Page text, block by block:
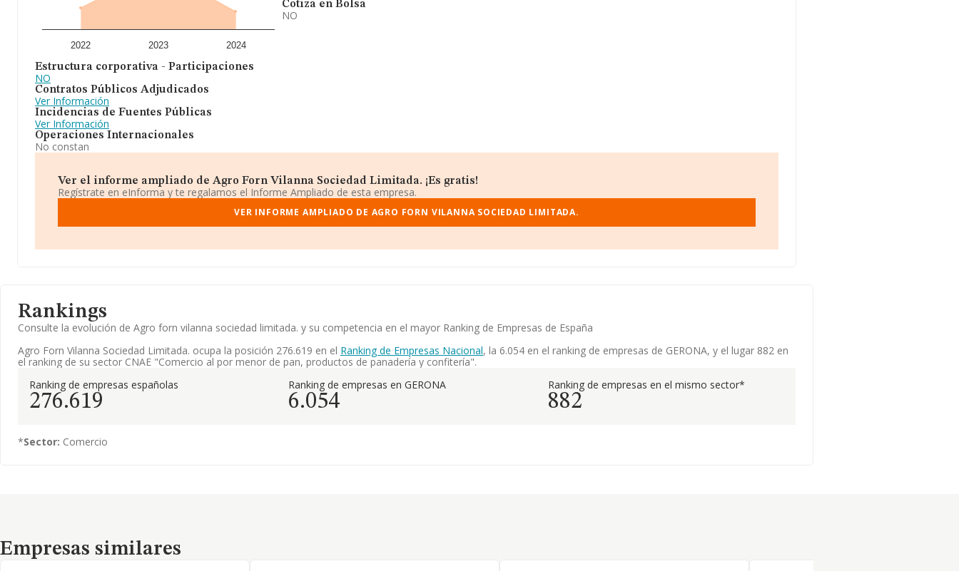
2022 2023 2024
Estructura corporativa - Participaciones
NO
Contratos Públicos Adjudicados
Ver Información
Incidencias de Fuentes Públicas
Ver Información
Operaciones Internacionales
No constan
Cotiza en Bolsa
NO
Ver el informe ampliado de Agro Forn Vilanna Sociedad Limitada. ¡Es gratis!
Regístrate en eInforma y te regalamos el Informe Ampliado de esta empresa.
VER INFORME AMPLIADO DE AGRO FORN VILANNA SOCIEDAD LIMITADA.
Rankings
Consulte la evolución de Agro forn vilanna sociedad limitada. y su competencia en el mayor Ranking de Empresas de España
Agro Forn Vilanna Sociedad Limitada. ocupa la posición 276.619 en el Ranking de Empresas Nacional, la 6.054 en el ranking de empresas de GERONA, y el lugar 882 en
el ranking de su sector CNAE "Comercio al por menor de pan, productos de panadería y confitería".
Ranking de empresas españolas
276.619
Ranking de empresas en GERONA
6.054
Ranking de empresas en el mismo sector*
882
*Sector: Comercio
Empresas similares
Empresas similares